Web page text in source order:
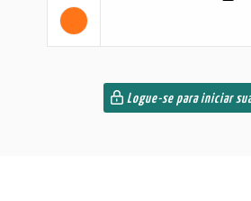
Logue-se para iniciar